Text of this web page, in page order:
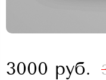
3000 руб.